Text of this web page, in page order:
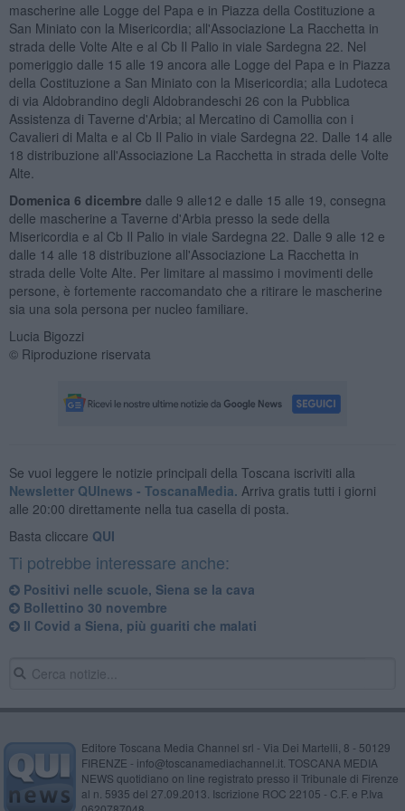
mascherine alle Logge del Papa e in Piazza della Costituzione a
San Miniato con la Misericordia; all'Associazione La Racchetta in
strada delle Volte Alte e al Cb Il Palio in viale Sardegna 22. Nel
pomeriggio dalle 15 alle 19 ancora alle Logge del Papa e in Piazza
della Costituzione a San Miniato con la Misericordia; alla Ludoteca
di via Aldobrandino degli Aldobrandeschi 26 con la Pubblica
Assistenza di Taverne d'Arbia; al Mercatino di Camollia con i
Cavalieri di Malta e al Cb Il Palio in viale Sardegna 22. Dalle 14 alle
18 distribuzione all'Associazione La Racchetta in strada delle Volte
Alte.
Domenica 6 dicembre dalle 9 alle12 e dalle 15 alle 19, consegna
delle mascherine a Taverne d'Arbia presso la sede della
Misericordia e al Cb Il Palio in viale Sardegna 22. Dalle 9 alle 12 e
dalle 14 alle 18 distribuzione all'Associazione La Racchetta in
strada delle Volte Alte. Per limitare al massimo i movimenti delle
persone, è fortemente raccomandato che a ritirare le mascherine
sia una sola persona per nucleo familiare.
Lucia Bigozzi
© Riproduzione riservata
Se vuoi leggere le notizie principali della Toscana iscriviti alla
Newsletter QUInews - ToscanaMedia. Arriva gratis tutti i giorni
alle 20:00 direttamente nella tua casella di posta.
Basta cliccare QUI
Ti potrebbe interessare anche:
Positivi nelle scuole, Siena se la cava
Bollettino 30 novembre
Il Covid a Siena, più guariti che malati
Editore Toscana Media Channel srl - Via Dei Martelli, 8 - 50129
FIRENZE - info@toscanamediachannel.it. TOSCANA MEDIA
NEWS quotidiano on line registrato presso il Tribunale di Firenze
al n. 5935 del 27.09.2013. Iscrizione ROC 22105 - C.F. e P.Iva